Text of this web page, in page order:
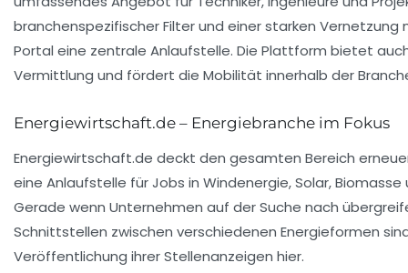
branchenspezifischer Filter und einer starken
Portal eine zentrale Anlaufstelle. Die Plattform bietet
Vermittlung und fördert die Mobilität innerhalb der
Energiewirtschaft.de – Energiebranche im Fokus
Energiewirtschaft.de deckt den gesamten Bereich
eine Anlaufstelle für Jobs in Windenergie, Solar,
Gerade wenn Unternehmen auf der Suche nach
Schnittstellen zwischen verschiedenen Energieformen
Veröffentlichung ihrer Stellenanzeigen hier.